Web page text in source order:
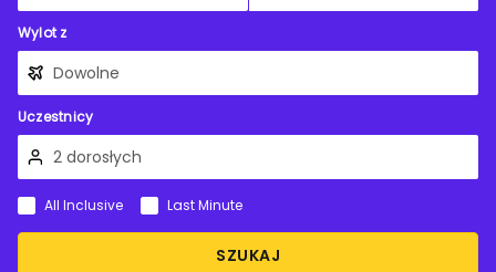
Wylot z
Uczestnicy
SZUKAJ
All Inclusive Last Minute